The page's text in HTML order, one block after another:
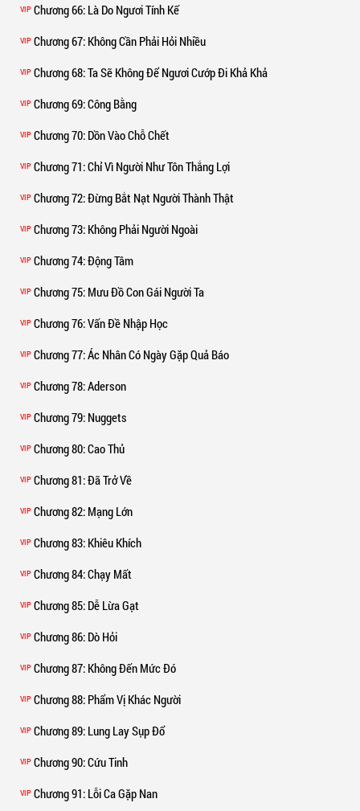
VIP Chương 66: Là Do Ngươi Tính Kế
VIP Chương 67: Không Cần Phải Hỏi Nhiều
VIP Chương 68: Ta Sẽ Không Để Ngươi Cướp Đi Khả Khả
VIP Chương 69: Công Bằng
VIP Chương 70: Dồn Vào Chỗ Chết
VIP Chương 71: Chỉ Vì Người Như Tôn Thắng Lợi
VIP Chương 72: Đừng Bắt Nạt Người Thành Thật
VIP Chương 73: Không Phải Người Ngoài
VIP Chương 74: Động Tâm
VIP Chương 75: Mưu Đồ Con Gái Người Ta
VIP Chương 76: Vấn Đề Nhập Học
VIP Chương 77: Ác Nhân Có Ngày Gặp Quả Báo
VIP Chương 78: Aderson
VIP Chương 79: Nuggets
VIP Chương 80: Cao Thủ
VIP Chương 81: Đã Trở Về
VIP Chương 82: Mạng Lớn
VIP Chương 83: Khiêu Khích
VIP Chương 84: Chạy Mất
VIP Chương 85: Dễ Lừa Gạt
VIP Chương 86: Dò Hỏi
VIP Chương 87: Không Đến Mức Đó
VIP Chương 88: Phẩm Vị Khác Người
VIP Chương 89: Lung Lay Sụp Đổ
VIP Chương 90: Cứu Tinh
VIP Chương 91: Lỗi Ca Gặp Nan